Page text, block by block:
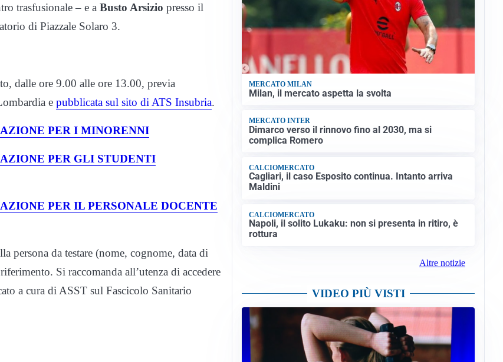
trasfusionale – e a Busto Arsizio presso il
di Piazzale Solaro 3.
dalle ore 9.00 alle ore 13.00, previa
e pubblicata sul sito di ATS Insubria.
PER I MINORENNI
PER GLI STUDENTI
PER IL PERSONALE DOCENTE
persona da testare (nome, cognome, data di
Si raccomanda all’utenza di accedere
a cura di ASST sul Fascicolo Sanitario
MERCATO MILAN
Milan, il mercato aspetta la svolta
MERCATO INTER
Dimarco verso il rinnovo fino al 2030, ma si
complica Romero
CALCIOMERCATO
Cagliari, il caso Esposito continua. Intanto arriva
Maldini
CALCIOMERCATO
Napoli, il solito Lukaku: non si presenta in ritiro, è
rottura
Altre notizie
VIDEO PIÙ VISTI